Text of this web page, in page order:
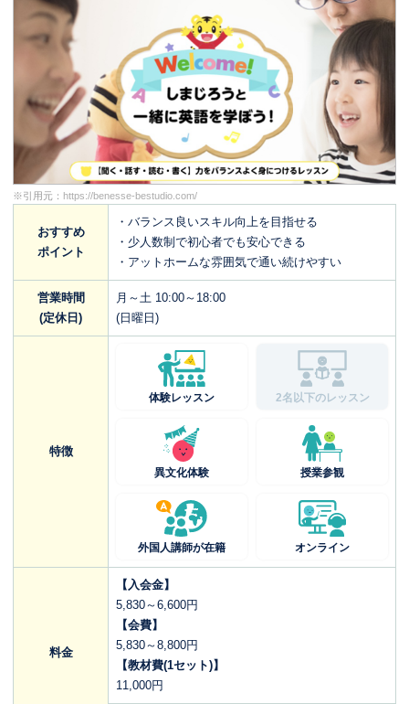
※引用元： https://benesse-bestudio.com/
おすすめ
ポイント
・バランス良いスキル向上を目指せる
・少人数制で初心者でも安心できる
・アットホームな雰囲気で通い続けやすい
営業時間
(定休日)
月～土 10:00～18:00
(日曜日)
特徴
体験レッスン 2名以下のレッスン
異文化体験 授業参観
外国人講師が在籍 オンライン
料金
【入会金】
5,830～6,600円
【会費】
5,830～8,800円
【教材費(1セット)】
11,000円